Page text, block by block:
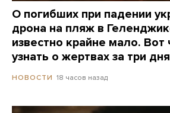
О погибших при падении
дрона на пляж в
известно крайне мало. Вот
узнать о жертвах за три дня
НОВОСТИ 18 часов назад